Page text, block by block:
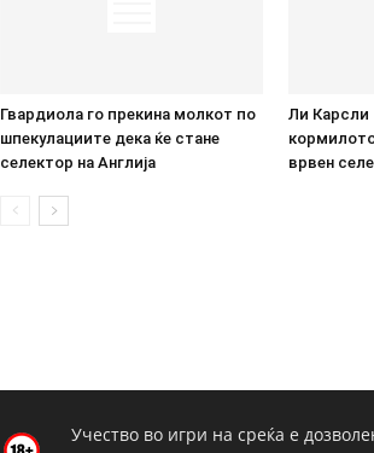
Гвардиола го прекина молкот по
шпекулациите дека ќе стане
селектор на Англија
Ли Карсли
врвен
Учество во игри на среќа е